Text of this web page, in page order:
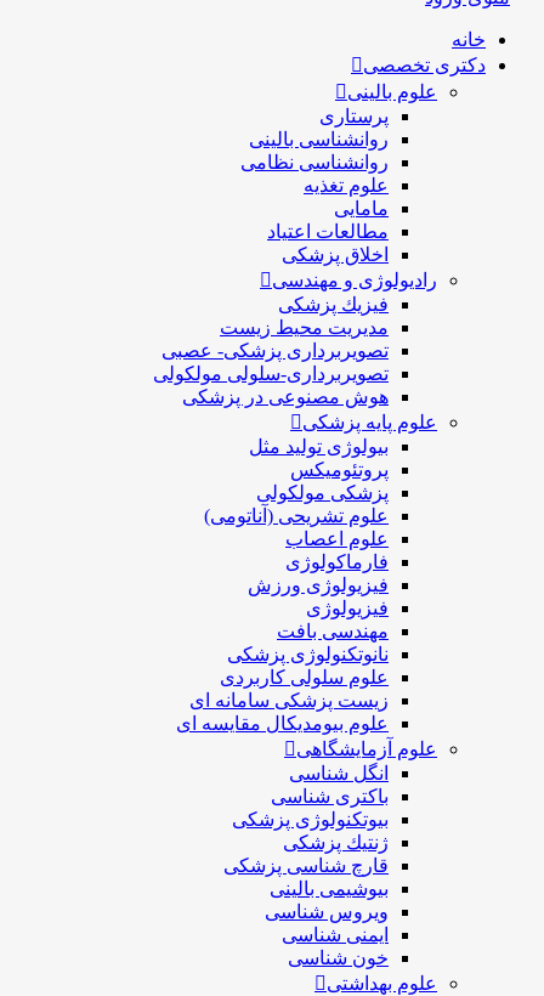
خانه
دکتری تخصصی
علوم بالینی
پرستاری
روانشناسی بالینی
روانشناسی نظامی
علوم تغذیه
مامایی
مطالعات اعتیاد
اخلاق پزشکی
رادیولوژی و مهندسی
فيزيك پزشکی
مدیریت محیط زیست
تصویربرداری پزشکی- عصبی
تصویربرداری-سلولی مولکولی
هوش مصنوعی در پزشکی
علوم پایه پزشکی
بیولوژی تولید مثل
پروتئومیکس
پزشکی مولکولی
علوم تشریحی (آناتومی)
علوم اعصاب
فارماکولوژی
فیزیولوژی ورزش
فیزیولوژی
مهندسی بافت
نانوتکنولوژی پزشکی
علوم سلولی کاربردی
زیست پزشکی سامانه ای
علوم بیومدیکال مقایسه ای
علوم آزمایشگاهی
انگل شناسی
باکتری شناسی
بیوتکنولوژی پزشکی
ژنتيك پزشکی
قارچ شناسی پزشكی
بیوشیمی بالینی
ویروس شناسی
ایمنی شناسی
خون شناسی
علوم بهداشتی